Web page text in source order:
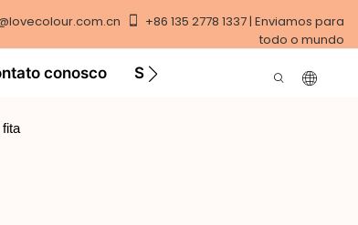
+86 135 2778 1337 | Enviamos para
todo o mundo
conosco Solução Vídeo